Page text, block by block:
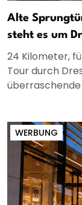
Alte
steht es um
24 Kilometer,
Tour durch
überraschende
WERBUNG